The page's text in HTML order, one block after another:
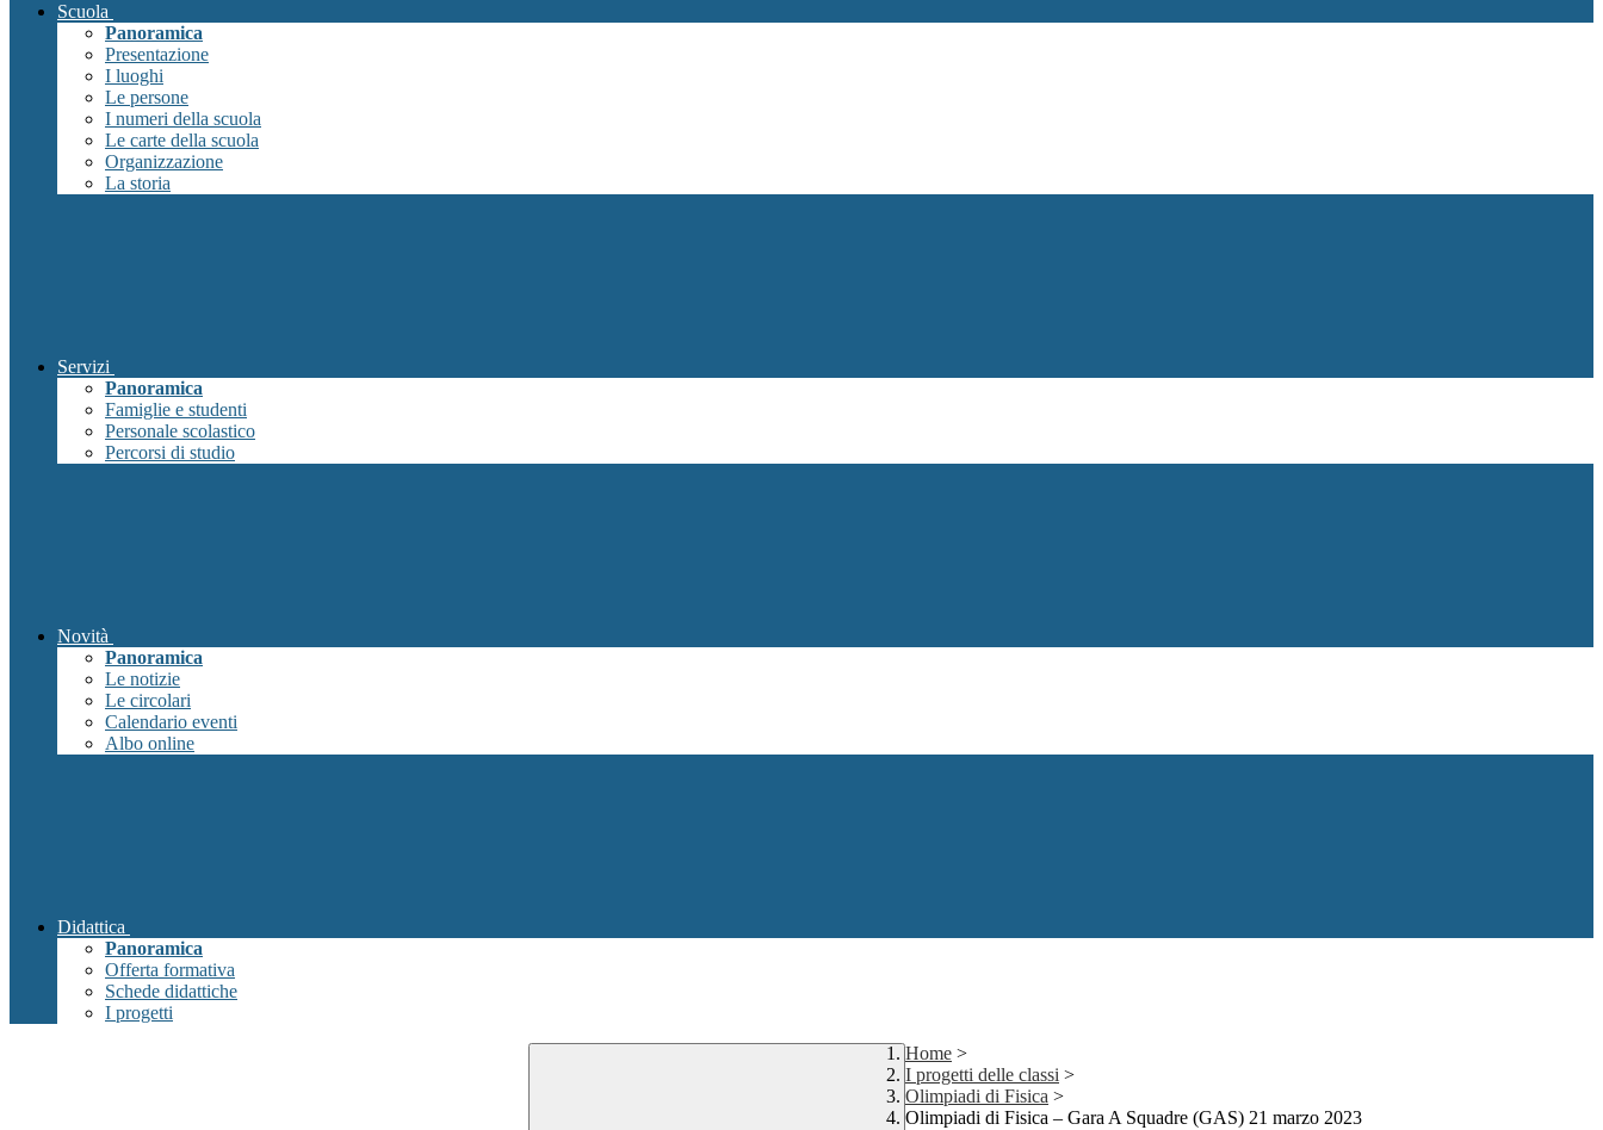
Scuola
Panoramica
Presentazione
I luoghi
Le persone
I numeri della scuola
Le carte della scuola
Organizzazione
La storia
Servizi
Panoramica
Famiglie e studenti
Personale scolastico
Percorsi di studio
Novità
Panoramica
Le notizie
Le circolari
Calendario eventi
Albo online
Didattica
Panoramica
Offerta formativa
Schede didattiche
I progetti
Home >
I progetti delle classi >
Olimpiadi di Fisica >
Olimpiadi di Fisica – Gara A Squadre (GAS) 21 marzo 2023